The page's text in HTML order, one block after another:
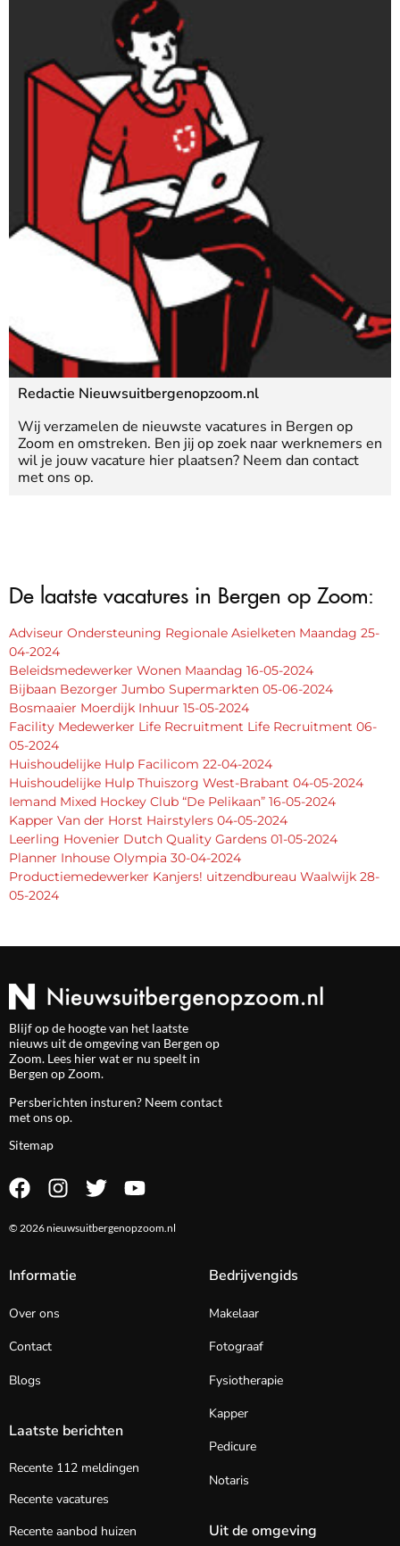
Redactie Nieuwsuitbergenopzoom.nl
Wij verzamelen de nieuwste vacatures in Bergen op
Zoom en omstreken. Ben jij op zoek naar werknemers en
wil je jouw vacature hier plaatsen? Neem dan contact
met ons op.
De laatste vacatures in Bergen op Zoom:
Adviseur Ondersteuning Regionale Asielketen Maandag 25-
04-2024
Beleidsmedewerker Wonen Maandag 16-05-2024
Bijbaan Bezorger Jumbo Supermarkten 05-06-2024
Bosmaaier Moerdijk Inhuur 15-05-2024
Facility Medewerker Life Recruitment Life Recruitment 06-
05-2024
Huishoudelijke Hulp Facilicom 22-04-2024
Huishoudelijke Hulp Thuiszorg West-Brabant 04-05-2024
Iemand Mixed Hockey Club “De Pelikaan” 16-05-2024
Kapper Van der Horst Hairstylers 04-05-2024
Leerling Hovenier Dutch Quality Gardens 01-05-2024
Planner Inhouse Olympia 30-04-2024
Productiemedewerker Kanjers! uitzendbureau Waalwijk 28-
05-2024
Blijf op de hoogte van het laatste
nieuws uit de omgeving van Bergen op
Zoom. Lees hier wat er nu speelt in
Bergen op Zoom.
Persberichten insturen? Neem contact
met ons op.
Sitemap
© 2026 nieuwsuitbergenopzoom.nl
Informatie
Over ons
Contact
Blogs
Laatste berichten
Recente 112 meldingen
Recente vacatures
Recente aanbod huizen
Bedrijvengids
Makelaar
Fotograaf
Fysiotherapie
Kapper
Pedicure
Notaris
Uit de omgeving